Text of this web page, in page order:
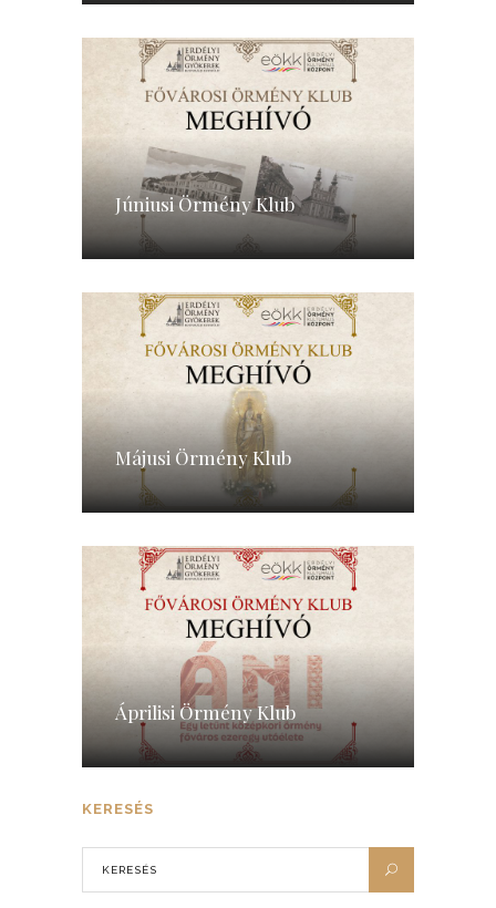
Júniusi Örmény Klub
Májusi Örmény Klub
Áprilisi Örmény Klub
KERESÉS